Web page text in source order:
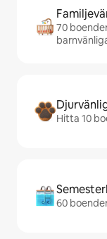
70
Hitta 10
60